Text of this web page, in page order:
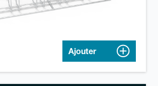
Ajouter